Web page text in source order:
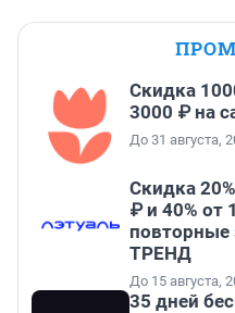
Скидка
3000 ₽ на
До 31 августа,
Скидка
₽ и 40% от
повторные
ТРЕНД
До 15 августа,
35 дней